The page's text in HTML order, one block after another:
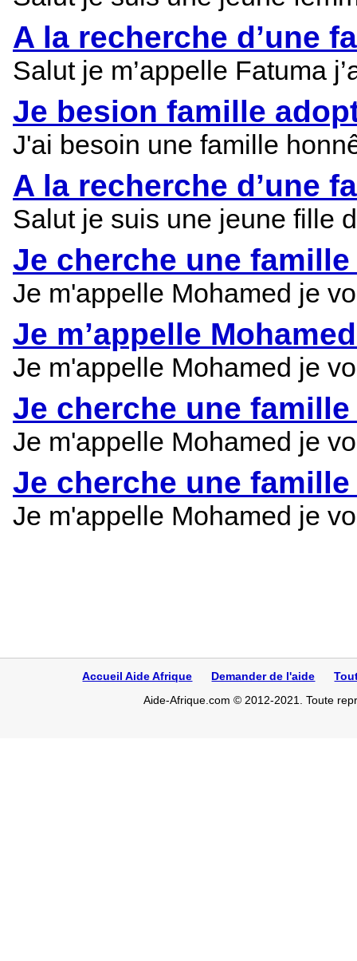
A la recherche d’une
Salut je m’appelle Fatuma
Je besion famille
J'ai besoin une famille
A la recherche d’une
Salut je suis une jeune fille
Je cherche une
Je m'appelle Mohamed je
Je m’appelle
Je m'appelle Mohamed je
Je cherche une famille
Je m'appelle Mohamed je
Je cherche une famille
Je m'appelle Mohamed je
Accueil Aide Afrique Demander de l'aide
Aide-Afrique.com © 2012-2021. Toute